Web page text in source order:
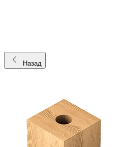
Назад